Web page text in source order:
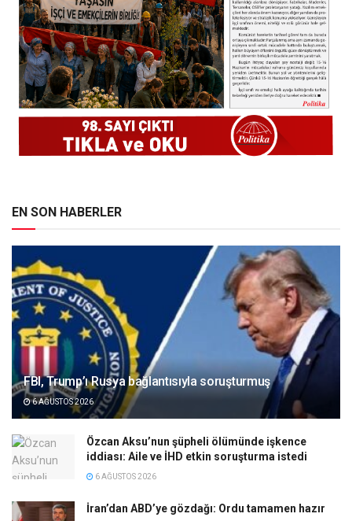
EN SON HABERLER
FBI, Trump’ı Rusya bağlantısıyla soruşturmuş
6 AĞUSTOS 2026
Özcan Aksu’nun şüpheli ölümünde işkence
iddiası: Aile ve İHD etkin soruşturma istedi
6 AĞUSTOS 2026
İran’dan ABD’ye gözdağı: Ordu tamamen hazır